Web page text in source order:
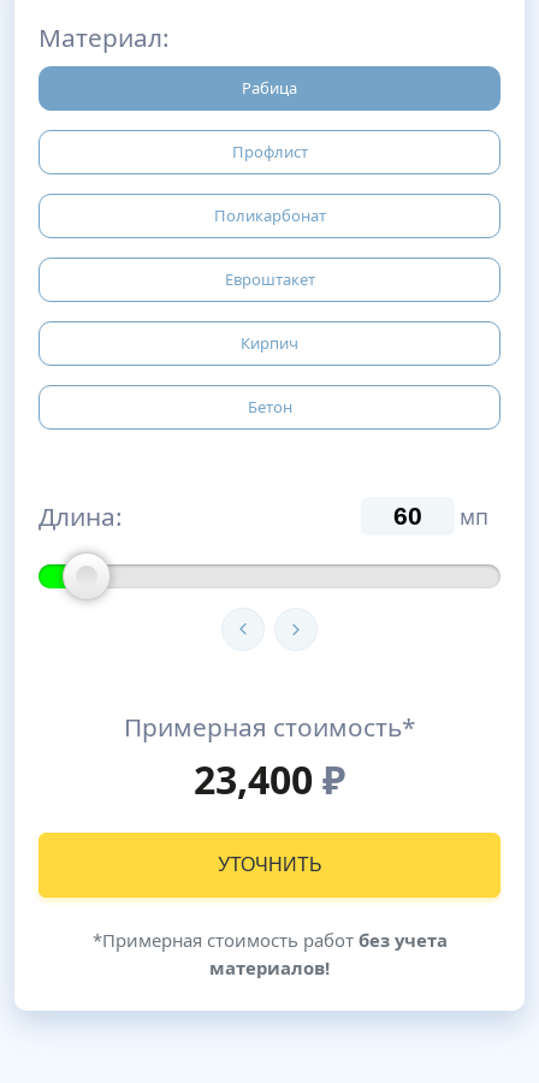
Материал:
Рабица
Профлист
Поликарбонат
Евроштакет
Кирпич
Бетон
Длина: мп
Примерная стоимость*
23,400₽
УТОЧНИТЬ
*Примерная стоимость работ без учета
материалов!